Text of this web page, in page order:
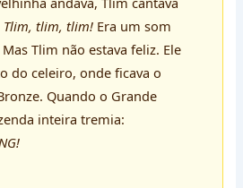
Tlim, tlim, tlim! Era um som
Tlim não estava feliz. Ele
do celeiro, onde ficava o
Quando o Grande
inteira tremia: